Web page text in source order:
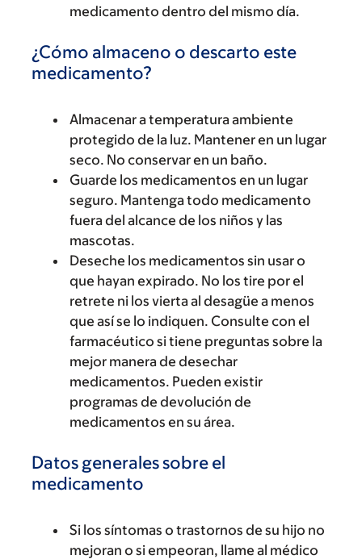
medicamento dentro del mismo día.
¿Cómo almaceno o descarto este
medicamento?
Almacenar a temperatura ambiente
protegido de la luz. Mantener en un lugar
seco. No conservar en un baño.
Guarde los medicamentos en un lugar
seguro. Mantenga todo medicamento
fuera del alcance de los niños y las
mascotas.
Deseche los medicamentos sin usar o
que hayan expirado. No los tire por el
retrete ni los vierta al desagüe a menos
que así se lo indiquen. Consulte con el
farmacéutico si tiene preguntas sobre la
mejor manera de desechar
medicamentos. Pueden existir
programas de devolución de
medicamentos en su área.
Datos generales sobre el
medicamento
Si los síntomas o trastornos de su hijo no
mejoran o si empeoran, llame al médico